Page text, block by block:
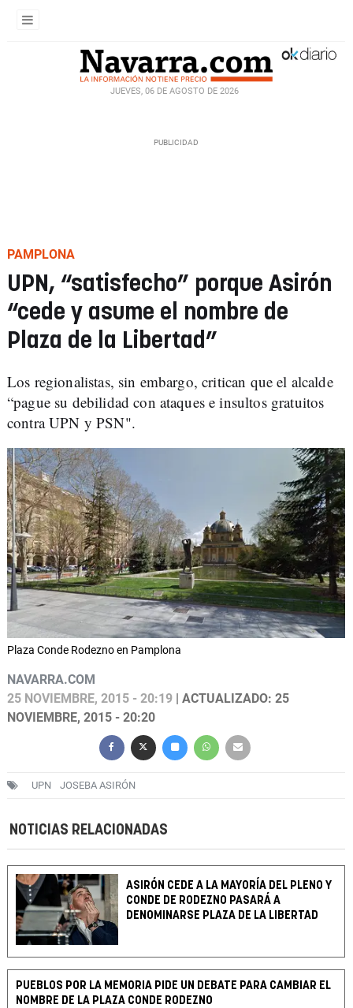
JUEVES, 06 DE AGOSTO DE 2026
PAMPLONA
UPN, “satisfecho” porque Asirón
“cede y asume el nombre de
Plaza de la Libertad”
Los regionalistas, sin embargo, critican que el alcalde
“pague su debilidad con ataques e insultos gratuitos
contra UPN y PSN".
Plaza Conde Rodezno en Pamplona
NAVARRA.COM
25 NOVIEMBRE, 2015 - 20:19 | ACTUALIZADO: 25
NOVIEMBRE, 2015 - 20:20
UPN JOSEBA ASIRÓN
NOTICIAS RELACIONADAS
ASIRÓN CEDE A LA MAYORÍA DEL PLENO Y
CONDE DE RODEZNO PASARÁ A
DENOMINARSE PLAZA DE LA LIBERTAD
PUEBLOS POR LA MEMORIA PIDE UN DEBATE PARA CAMBIAR EL
NOMBRE DE LA PLAZA CONDE RODEZNO